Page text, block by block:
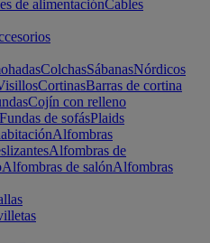
de alimentaciónCables
ColchasSábanasNórdicos
CortinasBarras de cortina
Cojín con relleno
Fundas de sofásPlaids
Alfombras
Alfombras de
Alfombras de salónAlfombras